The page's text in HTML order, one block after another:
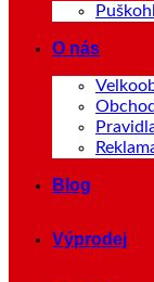
O nás
Blog
Výprodej